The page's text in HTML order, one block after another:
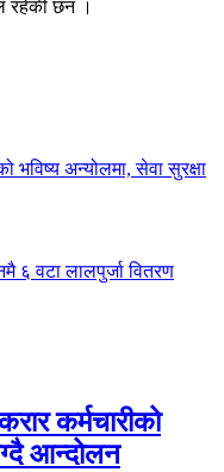
रहेकी छन ।
भविष्य अन्योलमा, सेवा सुरक्षा
६ वटा लालपुर्जा वितरण
कर्मचारीको
आन्दोलन